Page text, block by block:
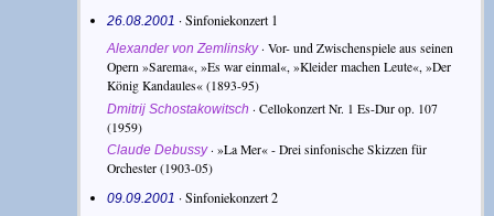
26.08.2001 · Sinfoniekonzert 1
Alexander von Zemlinsky·Vor- und Zwischenspiele aus seinen
Opern »Sarema«, »Es war einmal«, »Kleider machen Leute«, »Der
König Kandaules« (1893-95)
Dmitrij Schostakowitsch ·Cellokonzert Nr. 1 Es-Dur op. 107
(1959)
Claude Debussy·»La Mer« - Drei sinfonische Skizzen für
Orchester (1903-05)
09.09.2001 · Sinfoniekonzert 2